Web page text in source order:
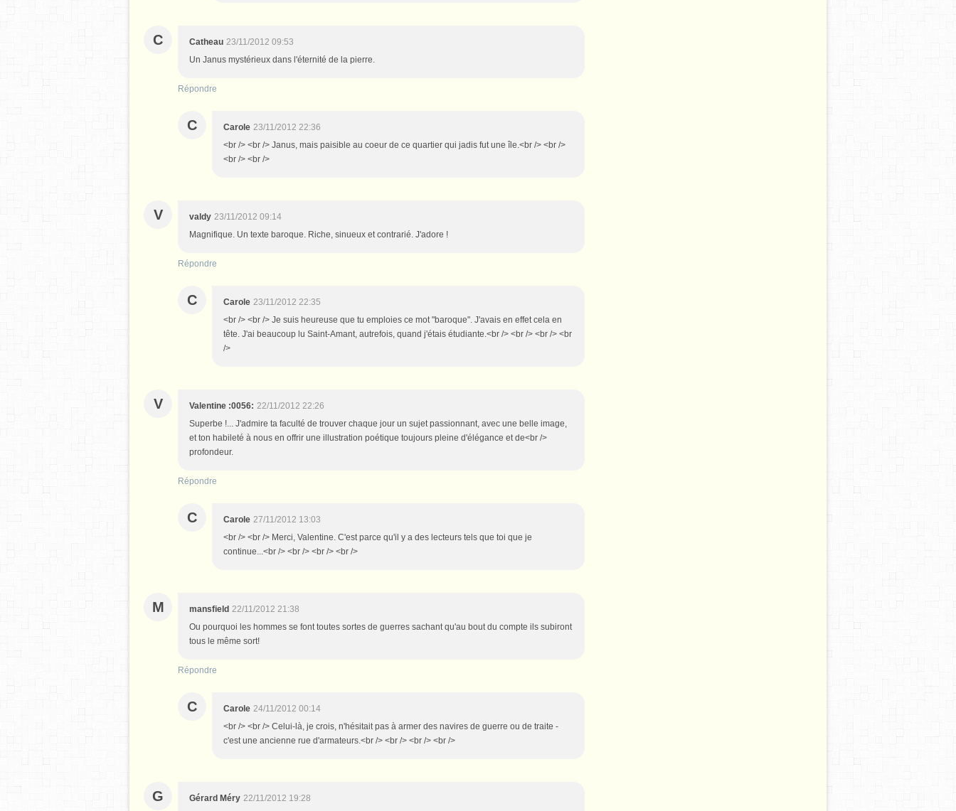
C Catheau 23/11/2012 09:53
Un Janus mystérieux dans l'éternité de la pierre.
Répondre
C Carole 23/11/2012 22:36
<br /> <br /> Janus, mais paisible au coeur de ce quartier qui jadis fut une île.<br /> <br />
<br /> <br />
V valdy 23/11/2012 09:14
Magnifique. Un texte baroque. Riche, sinueux et contrarié. J'adore !
Répondre
C Carole 23/11/2012 22:35
<br /> <br /> Je suis heureuse que tu emploies ce mot "baroque". J'avais en effet cela en
tête. J'ai beaucoup lu Saint-Amant, autrefois, quand j'étais étudiante.<br /> <br /> <br /> <br
/>
V Valentine :0056: 22/11/2012 22:26
Superbe !... J'admire ta faculté de trouver chaque jour un sujet passionnant, avec une belle image,
et ton habileté à nous en offrir une illustration poétique toujours pleine d'élégance et de<br />
profondeur.
Répondre
C Carole 27/11/2012 13:03
<br /> <br /> Merci, Valentine. C'est parce qu'il y a des lecteurs tels que toi que je
continue...<br /> <br /> <br /> <br />
M mansfield 22/11/2012 21:38
Ou pourquoi les hommes se font toutes sortes de guerres sachant qu'au bout du compte ils subiront
tous le même sort!
Répondre
C Carole 24/11/2012 00:14
<br /> <br /> Celui-là, je crois, n'hésitait pas à armer des navires de guerre ou de traite -
c'est une ancienne rue d'armateurs.<br /> <br /> <br /> <br />
G Gérard Méry 22/11/2012 19:28